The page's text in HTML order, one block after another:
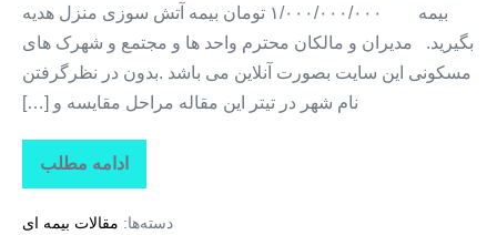
بیمه ۱/۰۰۰/۰۰۰/۰۰۰ تومان بیمه آتش سوزی منزل هدیه
بگیرید. مدیران و مالکان محترم واحد ها و مجتمع و شهرک های
مسکونی این سایت بصورت آنلاین می باشد .بدون در نظرگرفتن
نام شهر در تیتر این مقاله مراحل مقایسه و […]
ادامه مطلب
خرید
بیمه
+
دسته‌ها: مقالات بیمه ای